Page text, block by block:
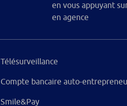
en vous appuyant
en agence
Télésurveillance
Compte bancaire auto-
Smile&Pay